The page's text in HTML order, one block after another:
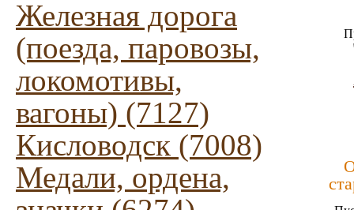
Железная дорога
(поезда, паровозы,
локомотивы,
вагоны) (7127)
Кисловодск (7008)
Медали, ордена,